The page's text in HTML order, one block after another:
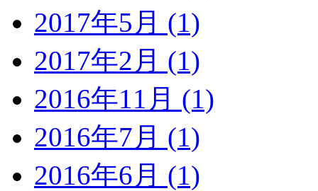
2017年5月 (1)
2017年2月 (1)
2016年11月 (1)
2016年7月 (1)
2016年6月 (1)